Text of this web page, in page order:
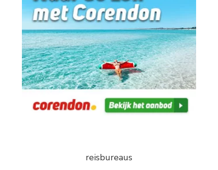
reisbureaus